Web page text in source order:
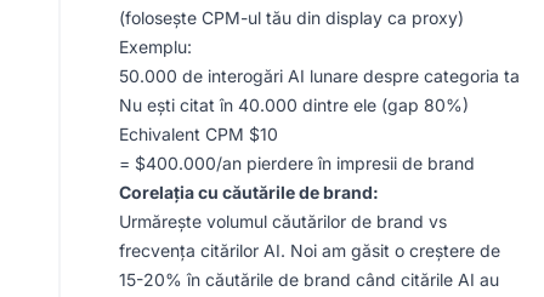
(folosește CPM-ul tău din display ca proxy)
Exemplu:
50.000 de interogări AI lunare despre categoria ta
Nu ești citat în 40.000 dintre ele (gap 80%)
Echivalent CPM $10
= $400.000/an pierdere în impresii de brand
Corelația cu căutările de brand:
Urmărește volumul căutărilor de brand vs
frecvența citărilor AI. Noi am găsit o creștere de
15-20% în căutările de brand când citările AI au